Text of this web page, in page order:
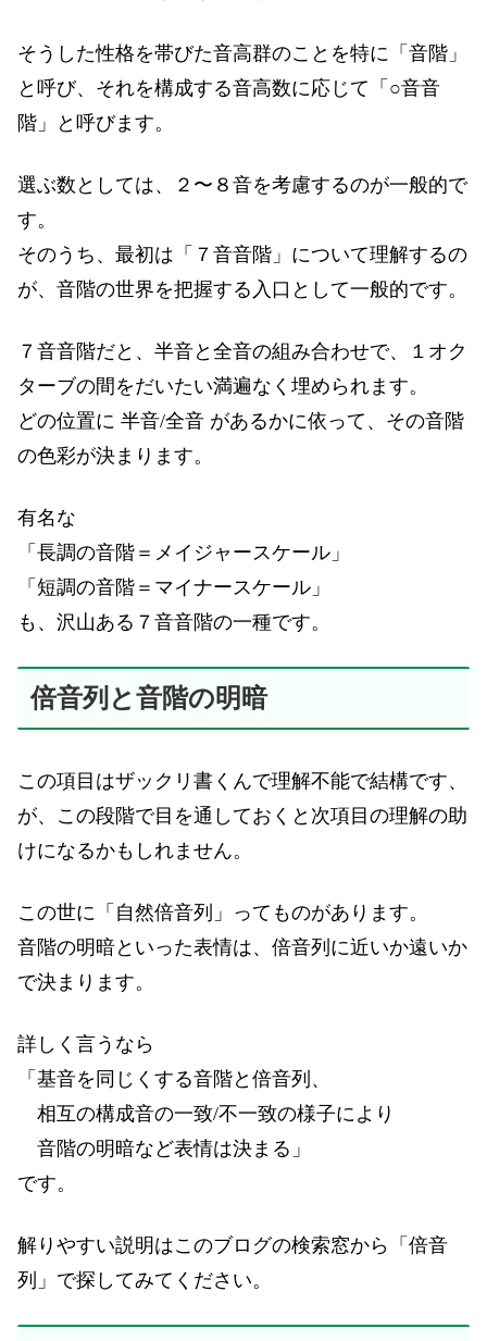
そうした性格を帯びた音高群のことを特に「音階」
と呼び、それを構成する音高数に応じて「○音音
階」と呼びます。
選ぶ数としては、２〜８音を考慮するのが一般的で
す。
そのうち、最初は「７音音階」について理解するの
が、音階の世界を把握する入口として一般的です。
７音音階だと、半音と全音の組み合わせで、１オク
ターブの間をだいたい満遍なく埋められます。
どの位置に 半音/全音 があるかに依って、その音階
の色彩が決まります。
有名な
「長調の音階＝メイジャースケール」
「短調の音階＝マイナースケール」
も、沢山ある７音音階の一種です。
倍音列と音階の明暗
この項目はザックリ書くんで理解不能で結構です、
が、この段階で目を通しておくと次項目の理解の助
けになるかもしれません。
この世に「自然倍音列」ってものがあります。
音階の明暗といった表情は、倍音列に近いか遠いか
で決まります。
詳しく言うなら
「基音を同じくする音階と倍音列、
相互の構成音の一致/不一致の様子により
音階の明暗など表情は決まる」
です。
解りやすい説明はこのブログの検索窓から「倍音
列」で探してみてください。